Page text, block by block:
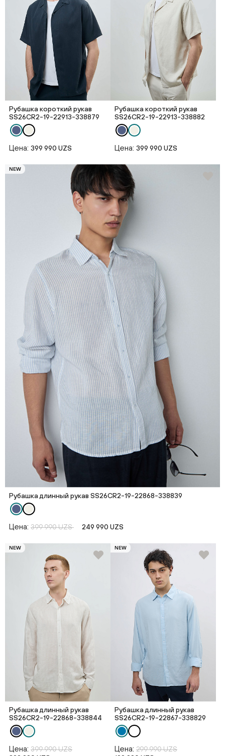
Рубашка короткий рукав
SS26CR2-19-22913-338879
Цена: 399 990 UZS
Рубашка короткий рукав
SS26CR2-19-22913-338882
Цена: 399 990 UZS
NEW
Рубашка длинный рукав SS26CR2-19-22868-338839
Цена: 399 990 UZS 249 990 UZS
NEW
Рубашка длинный рукав
SS26CR2-19-22868-338844
Цена: 399 990 UZS
NEW
Рубашка длинный рукав
SS26CR2-19-22867-338829
Цена: 299 990 UZS